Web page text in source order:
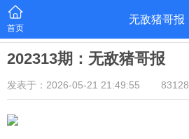
首页
无敌猪哥报
202313期：无敌猪哥报
发表于：2026-05-21 21:49:55 83128